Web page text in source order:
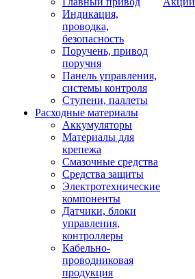
Индикация,
проводка,
безопасность
Поручень, привод
поручня
Панель управления,
системы контроля
Ступени, паллеты
Расходные материалы
Аккумуляторы
Материалы для
крепежа
Смазочные средства
Средства защиты
Электротехнические
компоненты
Датчики, блоки
управления,
контроллеры
Кабельно-
проводниковая
продукция